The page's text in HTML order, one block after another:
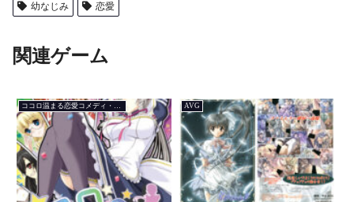
幼なじみ
恋愛
関連ゲーム
ココロ温まる恋愛コメディ・AVG AVG